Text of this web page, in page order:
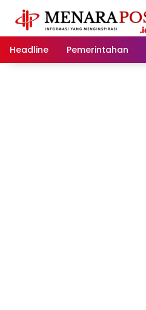
konten
Headline
Pemerintahan